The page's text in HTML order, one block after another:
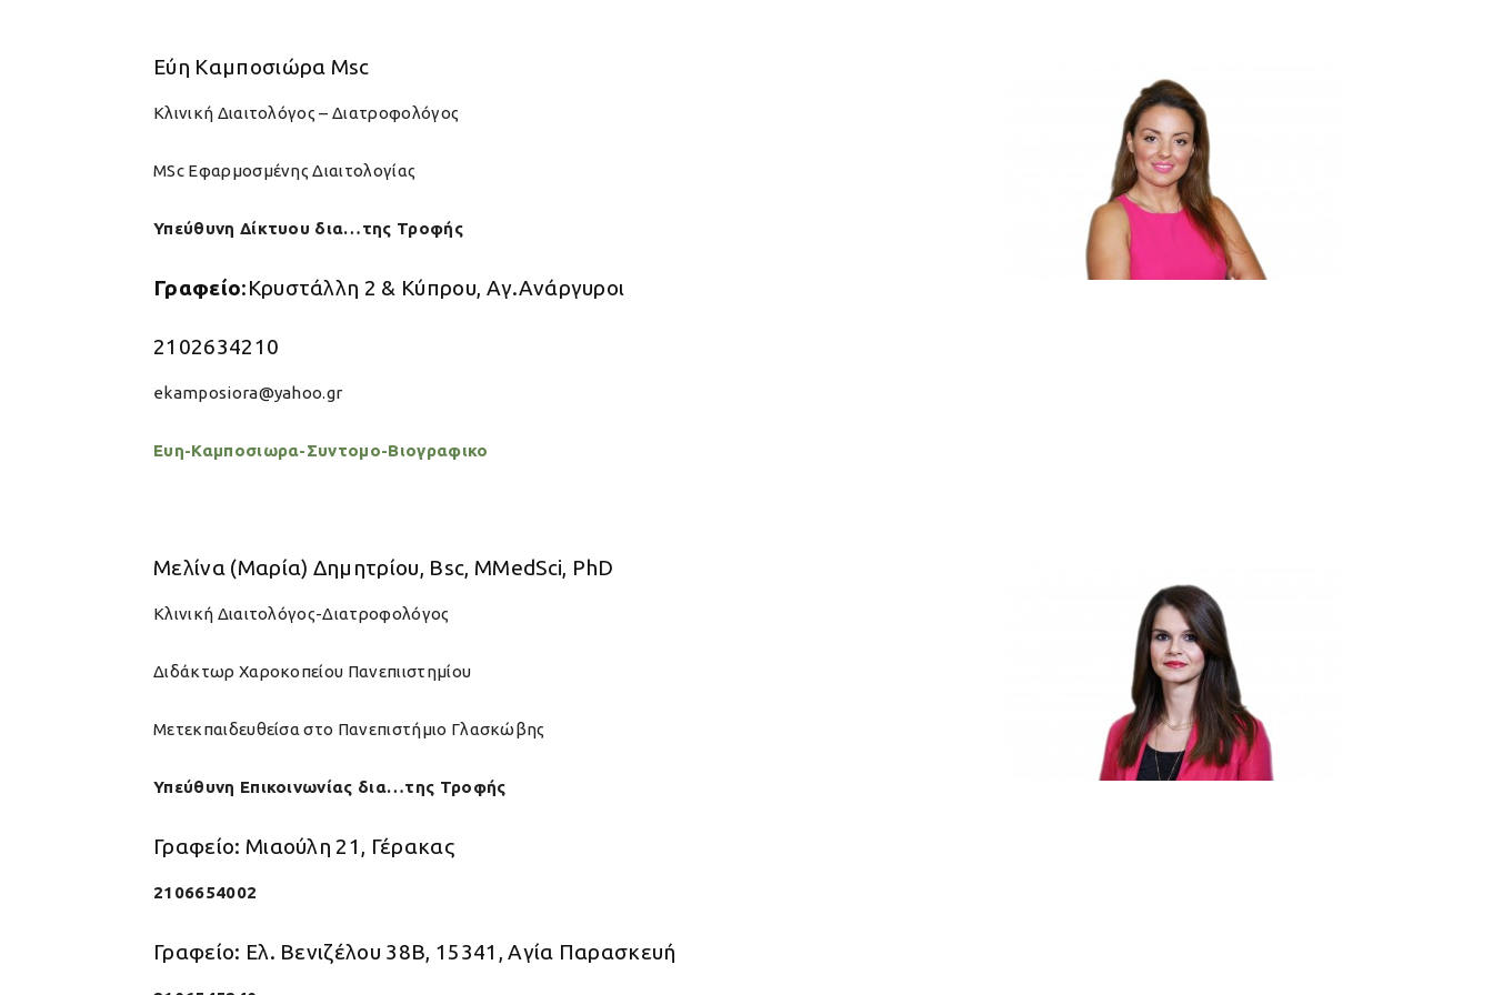
Εύη Καμποσιώρα Msc
Κλινική Διαιτολόγος – Διατροφολόγος
MSc Εφαρμοσμένης Διαιτολογίας
Υπεύθυνη Δίκτυου δια…της Τροφής
Γραφείο:Κρυστάλλη 2 & Κύπρου, Αγ.Ανάργυροι
210263421 0
ekamposiora@yahoo.gr
Ευη-Καμποσιωρα-Συντομο-Βιογραφικο
Μελίνα (Μαρία) Δημητρίου, Bsc, MMedSci, PhD
Κλινική Διαιτολόγος-Διατροφολόγος
Διδάκτωρ Χαροκοπείου Πανεπιιστημίου
Mετεκπαιδευθείσα στο Πανεπιστήμιο Γλασκώβης
Υπεύθυνη Επικοινωνίας δια…της Τροφής
Γραφείο: Μιαούλη 21, Γέρακας
2106654002
Γραφείο: Ελ. Βενιζέλου 38Β, 15341, Αγία Παρασκευή